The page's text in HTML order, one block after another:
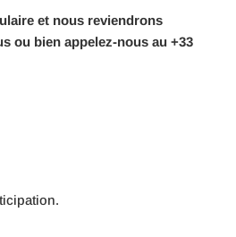
et nous reviendrons
ou bien appelez-nous au +33